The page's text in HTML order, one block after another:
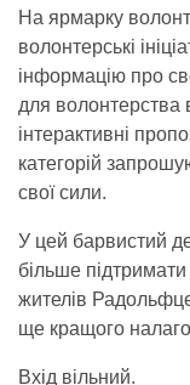
На ярмарку
волонтерські
інформацію про
для волонтерства
інтерактивні
категорій
свої сили.
У цей барвистий
більше підтримати
жителів
ще кращого
Вхід вільний.